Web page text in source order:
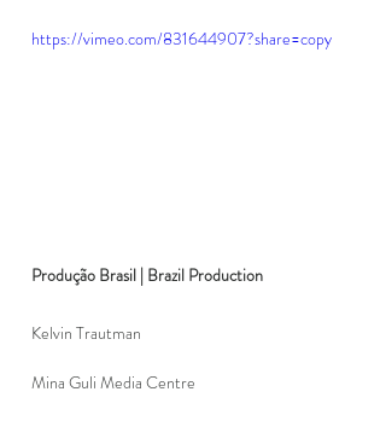
https://vimeo.com/831644907?share=copy
Produção Brasil | Brazil Production
Kelvin Trautman
Mina Guli Media Centre